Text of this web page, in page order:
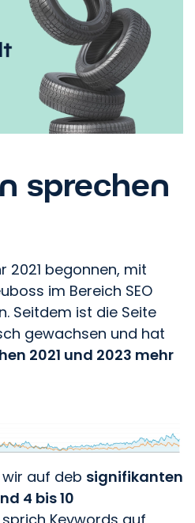
sprechen
2021 begonnen, mit
im Bereich SEO
Seitdem ist die Seite
gewachsen und hat
2021 und 2023 mehr
auf deb signifikanten
4 bis 10